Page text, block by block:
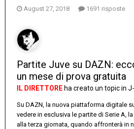
August 27, 2018 1691 risposte
Partite Juve su DAZN:
un mese di prova gratuita
IL DIRETTORE ha creato un topic in
Su DAZN, la nuova piattaforma digitale
vedere in esclusiva le partite di Serie A,
alla terza giornata, quando affronterà in